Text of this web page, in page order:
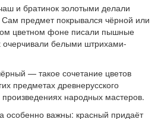
и братинок золотыми делали
предмет покрывался чёрной или
цветном фоне писали пышные
очерчивали белыми штрихами-
— такое сочетание цветов
предметах древнерусского
произведениях народных мастеров.
особенно важны: красный придаёт